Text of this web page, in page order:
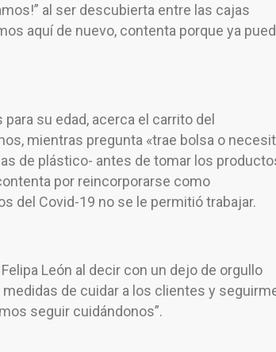
al ser descubierta entre las cajas
aquí de nuevo, contenta porque ya
su edad, acerca el carrito del
mientras pregunta «trae bolsa o
de plástico- antes de tomar los
por reincorporarse como
del Covid-19 no se le permitió trabajar.
León al decir con un dejo de orgullo
de cuidar a los clientes y
seguir cuidándonos”.